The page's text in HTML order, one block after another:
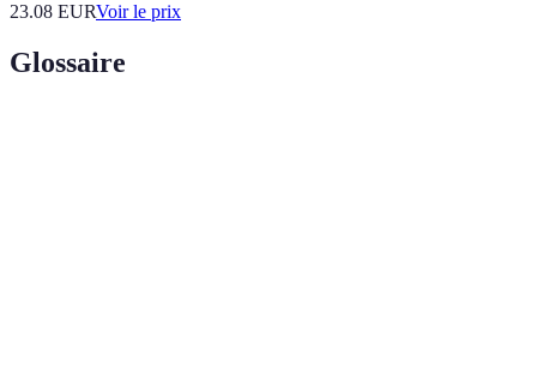
23.08 EURVoir le prix
Glossaire